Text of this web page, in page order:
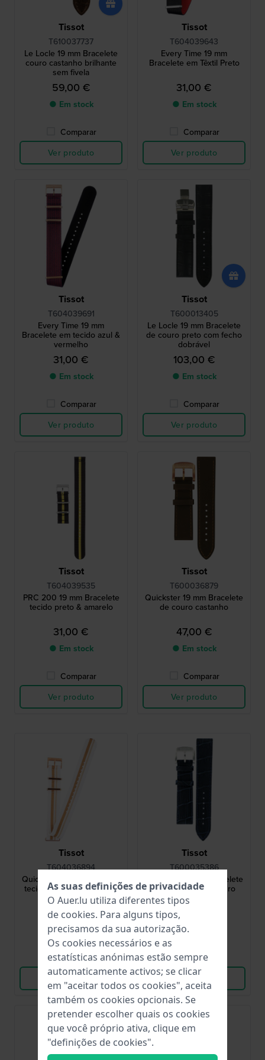
Tissot
T610037737
Le Locle 19 mm Bracelete
couro castanho brilhante
sem fivela
59,00 €
● Em stock
Comparar
Ver produto
Tissot
T604039643
Every Time 19 mm
Bracelete em Têxtil Preto
31,00 €
● Em stock
Comparar
Ver produto
Tissot
T604039691
Every Time 19 mm
Bracelete em tecido azul &
vermelho
31,00 €
● Em stock
Comparar
Ver produto
Tissot
T600013405
Le Locle 19 mm Bracelete
de couro preto com fecho
dobrável
103,00 €
● Em stock
Comparar
Ver produto
Tissot
T604039535
PRC 200 19 mm Bracelete
tecido preto & amarelo
31,00 €
● Em stock
Comparar
Ver produto
Tissot
T600036879
Quickster 19 mm Bracelete
de couro castanho
47,00 €
● Em stock
Comparar
Ver produto
Tissot
T604036894
Quickster 19 mm Bracelete
tecido branco & castanho
31,00 €
● Em stock
Comparar
Ver produto
Tissot
T600035386
Quickster 19 mm Bracelete
em Couro Azul Escuro
47,00 €
● Em stock
Comparar
Ver produto
As suas definições de privacidade
O Auer.lu utiliza diferentes tipos
de cookies. Para alguns tipos,
precisamos da sua autorização.
Os cookies necessários e as
estatísticas anónimas estão sempre
automaticamente activos; se clicar
em "aceitar todos os cookies", aceita
também os cookies opcionais. Se
pretender escolher quais os cookies
que você próprio ativa, clique em
"definições de cookies".